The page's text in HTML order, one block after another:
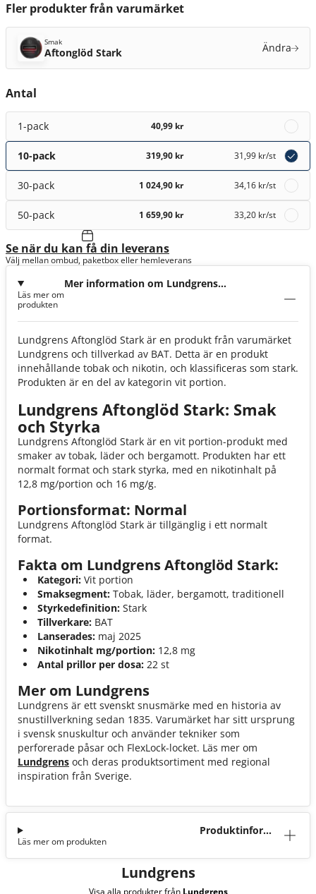
Fler produkter från varumärket
Smak
Aftonglöd Stark Ändra
Antal
1-pack 40,99 kr
10-pack 319,90 kr 31,99 kr/st
30-pack 1 024,90 kr 34,16 kr/st
50-pack 1 659,90 kr 33,20 kr/st
Se när du kan få din leverans
Välj mellan ombud, paketbox eller hemleverans
Mer information om Lundgrens
Läs mer om
produkten
Lundgrens Aftonglöd Stark är en produkt från varumärket
Lundgrens och tillverkad av BAT. Detta är en produkt
innehållande tobak och nikotin, och klassificeras som stark.
Produkten är en del av kategorin vit portion.
Lundgrens Aftonglöd Stark: Smak
och Styrka
Lundgrens Aftonglöd Stark är en vit portion-produkt med
smaker av tobak, läder och bergamott. Produkten har ett
normalt format och stark styrka, med en nikotinhalt på
12,8 mg/portion och 16 mg/g.
Portionsformat: Normal
Lundgrens Aftonglöd Stark är tillgänglig i ett normalt
format.
Fakta om Lundgrens Aftonglöd Stark:
Kategori: Vit portion
Smaksegment: Tobak, läder, bergamott, traditionell
Styrkedefinition: Stark
Tillverkare: BAT
Lanserades: maj 2025
Nikotinhalt mg/portion: 12,8 mg
Antal prillor per dosa: 22 st
Mer om Lundgrens
Lundgrens är ett svenskt snusmärke med en historia av
snustillverkning sedan 1835. Varumärket har sitt ursprung
i svensk snuskultur och använder tekniker som
perforerade påsar och FlexLock-locket. Läs mer om
Lundgrens och deras produktsortiment med regional
inspiration från Sverige.
Produktinforma
Läs mer om produkten
Lundgrens
Visa alla produkter från Lundgrens